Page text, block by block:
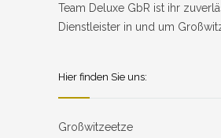
Team Deluxe GbR ist ihr
Dienstleister in und um
Hier finden Sie uns:
Großwitzeetze